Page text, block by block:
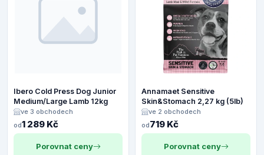
Ibero Cold Press Dog Junior
Medium/Large Lamb 12kg
ve 3 obchodech
od1 289 Kč
Porovnat ceny
Annamaet Sensitive
Skin&Stomach 2,27 kg (5lb)
ve 2 obchodech
od719 Kč
Porovnat ceny